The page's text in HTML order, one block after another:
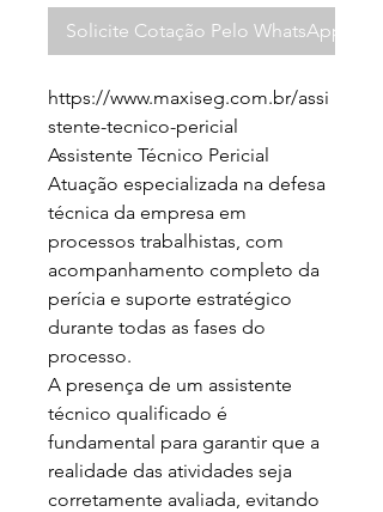
Solicite Cotação Pelo WhatsApp
https://www.maxiseg.com.br/assi
stente-tecnico-pericial
Assistente Técnico Pericial
Atuação especializada na defesa
técnica da empresa em
processos trabalhistas, com
acompanhamento completo da
perícia e suporte estratégico
durante todas as fases do
processo.
A presença de um assistente
técnico qualificado é
fundamental para garantir que a
realidade das atividades seja
corretamente avaliada, evitando